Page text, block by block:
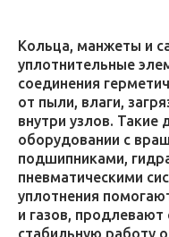
Кольца, манжеты и
уплотнительные
соединения
от пыли, влаги,
внутри узлов. Такие
оборудовании с
подшипниками,
пневматическими
уплотнения
и газов,
стабильную работу